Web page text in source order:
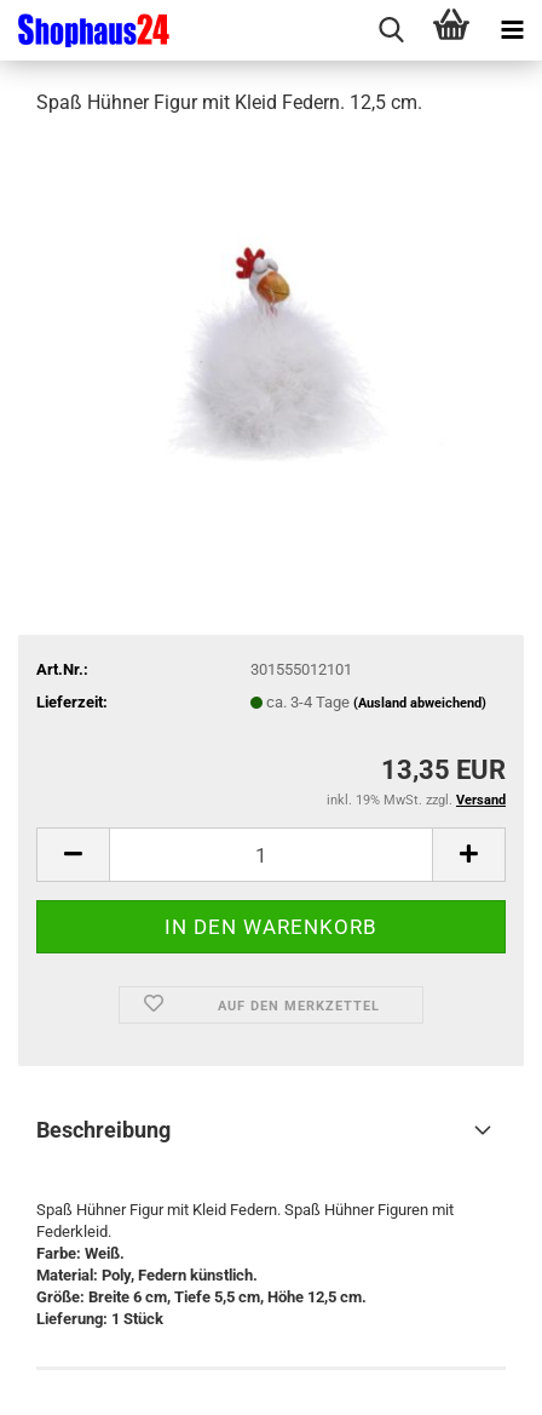
Spaß Hühner Figur mit Kleid Federn. 12,5 cm.
Art.Nr.:
301555012101
Lieferzeit:
ca. 3-4 Tage (Ausland abweichend)
13,35 EUR
inkl. 19% MwSt. zzgl. Versand
AUF DEN MERKZETTEL
Beschreibung
Spaß Hühner Figur mit Kleid Federn. Spaß Hühner Figuren mit
Federkleid.
Farbe: Weiß.
Material: Poly, Federn künstlich.
Größe: Breite 6 cm, Tiefe 5,5 cm, Höhe 12,5 cm.
Lieferung: 1 Stück